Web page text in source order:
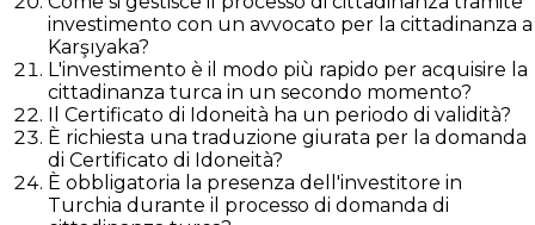
investimento con un avvocato per la cittadinanza a
Karşıyaka?
L'investimento è il modo più rapido per acquisire la
cittadinanza turca in un secondo momento?
Il Certificato di Idoneità ha un periodo di validità?
È richiesta una traduzione giurata per la domanda
di Certificato di Idoneità?
È obbligatoria la presenza dell'investitore in
Turchia durante il processo di domanda di